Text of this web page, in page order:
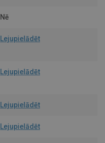
Nē
Lejupielādēt
Lejupielādēt
Lejupielādēt
Lejupielādēt